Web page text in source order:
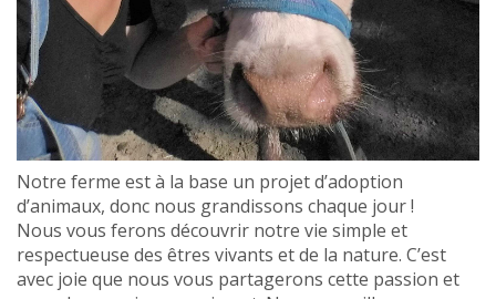
Notre ferme est à la base un projet d’adoption
d’animaux, donc nous grandissons chaque jour !
Nous vous ferons découvrir notre vie simple et
respectueuse des êtres vivants et de la nature. C’est
avec joie que nous vous partagerons cette passion et